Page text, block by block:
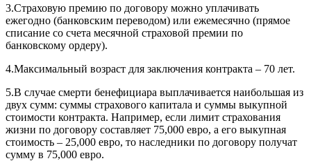
3.Страховую премию по договору можно уплачивать
ежегодно (банковским переводом) или ежемесячно (прямое
списание со счета месячной страховой премии по
банковскому ордеру).
4.Максимальный возраст для заключения контракта – 70 лет.
5.В случае смерти бенефициара выплачивается наибольшая из
двух сумм: суммы страхового капитала и суммы выкупной
стоимости контракта. Например, если лимит страхования
жизни по договору составляет 75,000 евро, а его выкупная
стоимость – 25,000 евро, то наследники по договору получат
сумму в 75,000 евро.